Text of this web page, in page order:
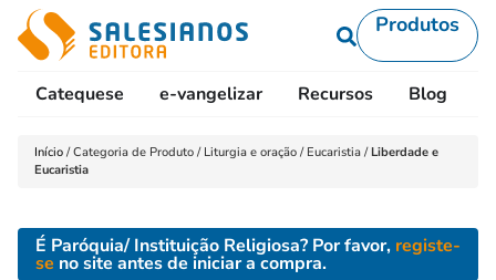
Produtos
Catequese e-vangelizar Recursos Blog
Início /Categoria de Produto / Liturgia e oração / Eucaristia /Liberdade e
Eucaristia
É Paróquia/ Instituição Religiosa? Por favor, registe-
se no site antes de iniciar a compra.